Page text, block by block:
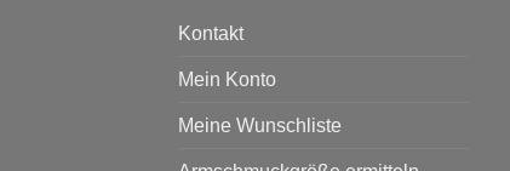
Kontakt
Mein Konto
Meine Wunschliste